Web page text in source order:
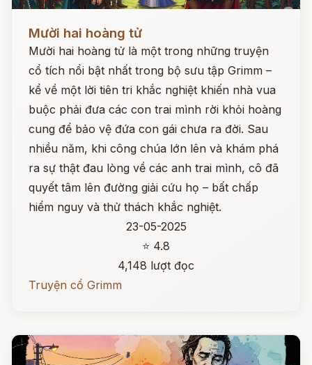
Mười hai hoàng tử
Mười hai hoàng tử là một trong những truyện
cổ tích nổi bật nhất trong bộ sưu tập Grimm –
kể về một lời tiên tri khắc nghiệt khiến nhà vua
buộc phải đưa các con trai mình rời khỏi hoàng
cung để bảo vệ đứa con gái chưa ra đời. Sau
nhiều năm, khi công chúa lớn lên và khám phá
ra sự thật đau lòng về các anh trai mình, cô đã
quyết tâm lên đường giải cứu họ – bất chấp
hiểm nguy và thử thách khắc nghiệt.
23-05-2025
⭐ 4.8
4,148 lượt đọc
Truyện cổ Grimm